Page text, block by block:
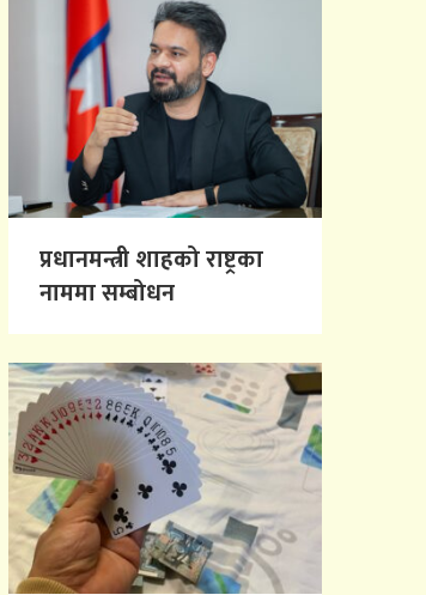
प्रधानमन्त्री शाहको राष्ट्रका
नाममा सम्बोधन